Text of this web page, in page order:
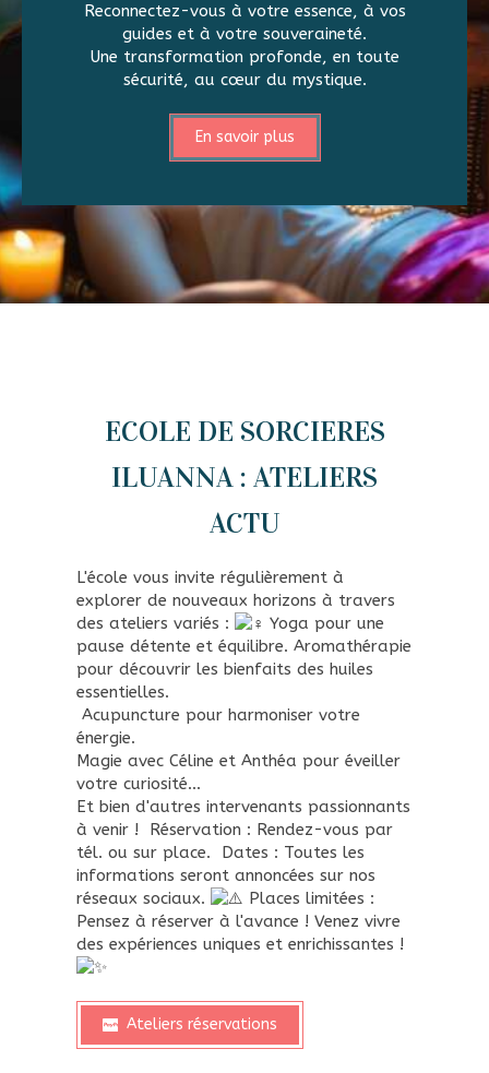
Reconnectez-vous à votre essence, à vos
guides et à votre souveraineté.
Une transformation profonde, en toute
sécurité, au cœur du mystique.
En savoir plus
ECOLE DE SORCIERES
ILUANNA : ATELIERS
ACTU
L'école vous invite régulièrement à
explorer de nouveaux horizons à travers
des ateliers variés :
Yoga pour une
pause détente et équilibre. Aromathérapie
pour découvrir les bienfaits des huiles
essentielles.
Acupuncture pour harmoniser votre
énergie.
Magie avec Céline et Anthéa pour éveiller
votre curiosité...
Et bien d'autres intervenants passionnants
à venir !
Réservation : Rendez-vous par
tél. ou sur place.
Dates : Toutes les
informations seront annoncées sur nos
réseaux sociaux.
Places limitées :
Pensez à réserver à l'avance ! Venez vivre
des expériences uniques et enrichissantes !
Ateliers réservations